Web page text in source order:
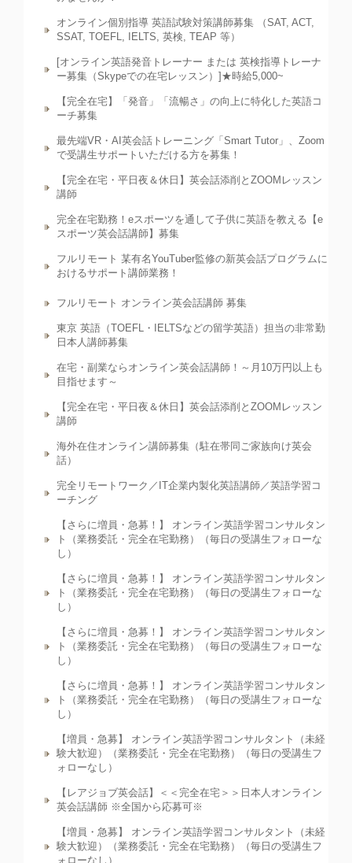
オンライン個別指導 英語試験対策講師募集 （SAT, ACT,
SSAT, TOEFL, IELTS, 英検, TEAP 等）
[オンライン英語発音トレーナー または 英検指導トレーナ
ー募集（Skypeでの在宅レッスン）]★時給5,000~
【完全在宅】「発音」「流暢さ」の向上に特化した英語コ
ーチ募集
最先端VR・AI英会話トレーニング「Smart Tutor」、Zoom
で受講生サポートいただける方を募集！
【完全在宅・平日夜＆休日】英会話添削とZOOMレッスン
講師
完全在宅勤務！eスポーツを通して子供に英語を教える【e
スポーツ英会話講師】募集
フルリモート 某有名YouTuber監修の新英会話プログラムに
おけるサポート講師業務！
フルリモート オンライン英会話講師 募集
東京 英語（TOEFL・IELTSなどの留学英語）担当の非常勤
日本人講師募集
在宅・副業ならオンライン英会話講師！～月10万円以上も
目指せます～
【完全在宅・平日夜＆休日】英会話添削とZOOMレッスン
講師
海外在住オンライン講師募集（駐在帯同ご家族向け英会
話）
完全リモートワーク／IT企業内製化英語講師／英語学習コ
ーチング
【さらに増員・急募！】 オンライン英語学習コンサルタン
ト（業務委託・完全在宅勤務）（毎日の受講生フォローな
し）
【さらに増員・急募！】 オンライン英語学習コンサルタン
ト（業務委託・完全在宅勤務）（毎日の受講生フォローな
し）
【さらに増員・急募！】 オンライン英語学習コンサルタン
ト（業務委託・完全在宅勤務）（毎日の受講生フォローな
し）
【さらに増員・急募！】 オンライン英語学習コンサルタン
ト（業務委託・完全在宅勤務）（毎日の受講生フォローな
し）
【増員・急募】 オンライン英語学習コンサルタント（未経
験大歓迎）（業務委託・完全在宅勤務）（毎日の受講生フ
ォローなし）
【レアジョブ英会話】＜＜完全在宅＞＞日本人オンライン
英会話講師 ※全国から応募可※
【増員・急募】 オンライン英語学習コンサルタント（未経
験大歓迎）（業務委託・完全在宅勤務）（毎日の受講生フ
ォローなし）